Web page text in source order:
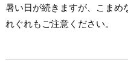
暑い日が続きますが、こまめ
れぐれもご注意ください。